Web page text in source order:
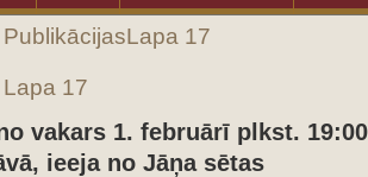
PublikācijasLapa 17
Lapa 17
vakars 1. februārī plkst.
ieeja no Jāņa sētas